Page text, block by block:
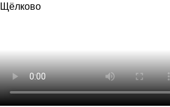
Щёлково